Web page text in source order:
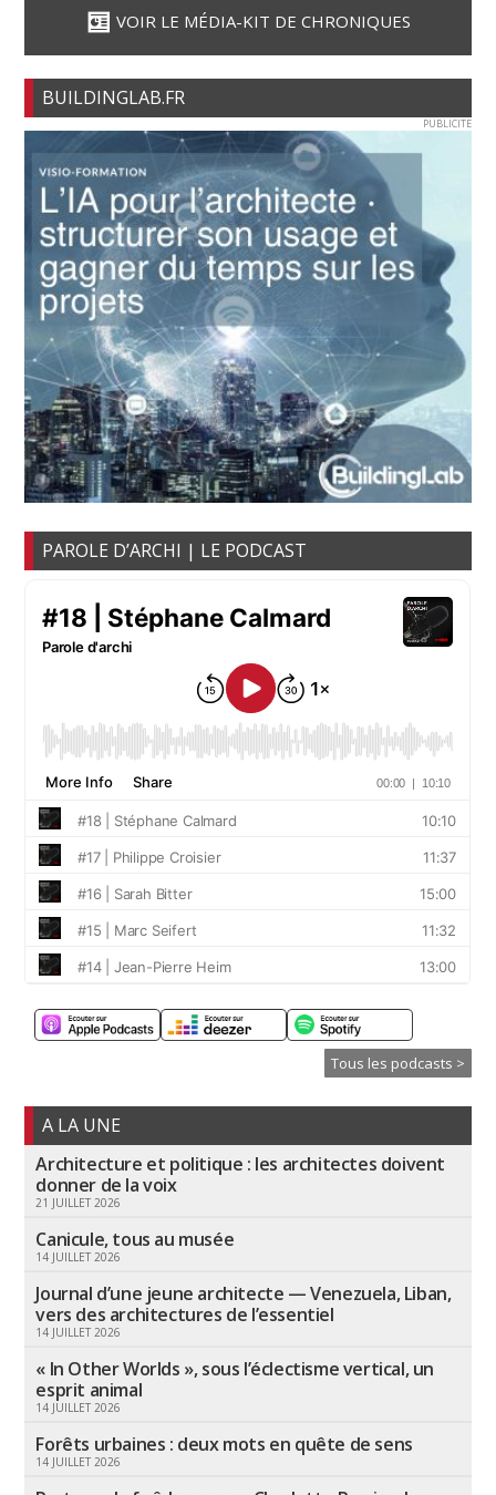
VOIR LE MÉDIA-KIT DE CHRONIQUES
BUILDINGLAB.FR
PUBLICITE
PAROLE D’ARCHI | LE PODCAST
Tous les podcasts >
A LA UNE
Architecture et politique : les architectes doivent
donner de la voix
21 JUILLET 2026
Canicule, tous au musée
14 JUILLET 2026
Journal d’une jeune architecte — Venezuela, Liban,
vers des architectures de l’essentiel
14 JUILLET 2026
« In Other Worlds », sous l’éclectisme vertical, un
esprit animal
14 JUILLET 2026
Forêts urbaines : deux mots en quête de sens
14 JUILLET 2026